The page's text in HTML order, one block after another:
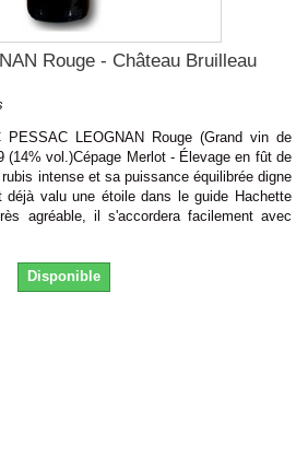
Rouge - Château Bruilleau
LEOGNAN Rouge (Grand vin de
(14% vol.)Cépage Merlot - Élevage en fût de
intense et sa puissance équilibrée digne
valu une étoile dans le guide Hachette
agréable, il s'accordera facilement avec
Disponible